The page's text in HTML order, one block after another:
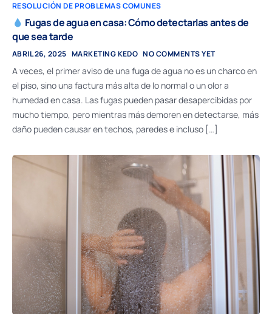
RESOLUCIÓN DE PROBLEMAS COMUNES
Fugas de agua en casa: Cómo detectarlas antes de
que sea tarde
ABRIL 26, 2025 MARKETING KEDO NO COMMENTS YET
A veces, el primer aviso de una fuga de agua no es un charco en
el piso, sino una factura más alta de lo normal o un olor a
humedad en casa. Las fugas pueden pasar desapercibidas por
mucho tiempo, pero mientras más demoren en detectarse, más
daño pueden causar en techos, paredes e incluso […]